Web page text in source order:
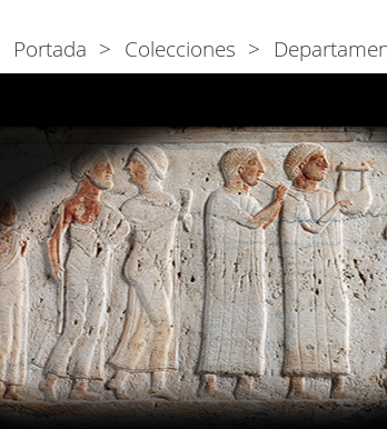
antigüedades
itálicas
Breadcrumb
Portada Colecciones